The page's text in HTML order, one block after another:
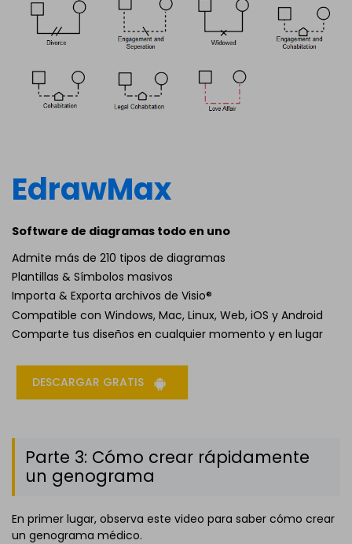
EdrawMax
Software de diagramas todo en uno
Admite más de 210 tipos de diagramas
Plantillas & Símbolos masivos
Importa & Exporta archivos de Visio®
Compatible con Windows, Mac, Linux, Web, iOS y Android
Comparte tus diseños en cualquier momento y en lugar
DESCARGAR GRATIS
Parte 3: Cómo crear rápidamente
un genograma
En primer lugar, observa este video para saber cómo crear
un genograma médico.